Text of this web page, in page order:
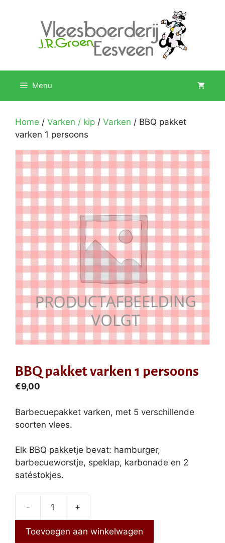
Menu
Home / Varken / kip / Varken / BBQ pakket
varken 1 persoons
BBQ pakket varken 1 persoons
€9,00
Barbecuepakket varken, met 5 verschillende
soorten vlees.
Elk BBQ pakketje bevat: hamburger,
barbecueworstje, speklap, karbonade en 2
satéstokjes.
-
varken
+
Toevoegen aan winkelwagen